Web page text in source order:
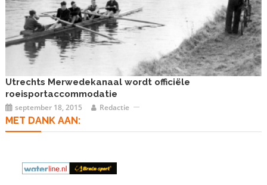
Utrechts Merwedekanaal wordt officiële
roeisportaccommodatie
september 18, 2015 Redactie
MET DANK AAN: